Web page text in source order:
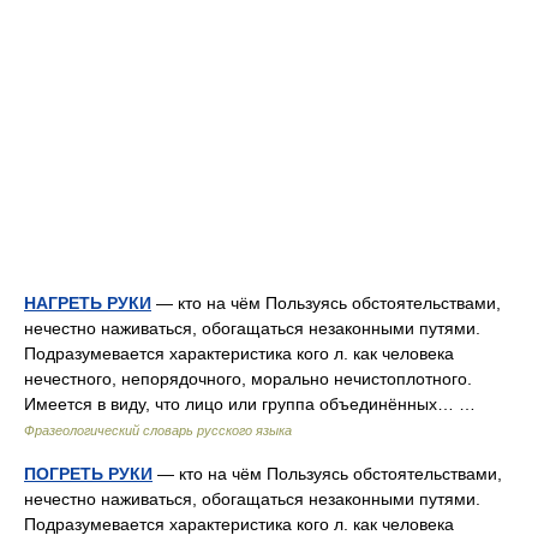
НАГРЕТЬ РУКИ — кто на чём Пользуясь обстоятельствами,
нечестно наживаться, обогащаться незаконными путями.
Подразумевается характеристика кого л. как человека
нечестного, непорядочного, морально нечистоплотного.
Имеется в виду, что лицо или группа объединённых… …
Фразеологический словарь русского языка
ПОГРЕТЬ РУКИ — кто на чём Пользуясь обстоятельствами,
нечестно наживаться, обогащаться незаконными путями.
Подразумевается характеристика кого л. как человека